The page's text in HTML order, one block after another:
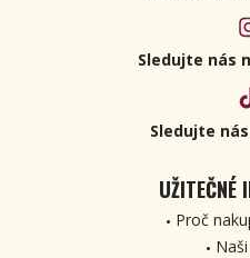
Sledujte nás
Sledujte
UŽITEČNÉ
Proč